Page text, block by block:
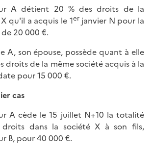
A détient 20 % des droits de la
qu'il a acquis le 1erjanvier N pour la
20 000 €.
A, son épouse, possède quant à elle
droits de la même société acquis à la
pour 15 000 €.
cas
A cède le 15 juillet N+10 la totalité
droits dans la société X à son fils,
B, pour 40 000 €.